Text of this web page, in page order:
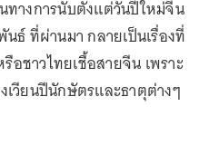
ทางการนับตั้งแต่วันปีใหม่จีน
ธ์ ที่ผ่านมา กลายเป็นเรื่องที่
ชาวไทยเชื้อสายจีน เพราะ
วียนปีนักษัตรและธาตุต่างๆ